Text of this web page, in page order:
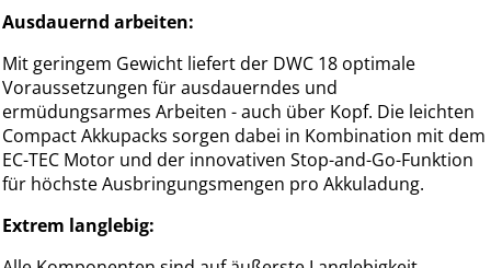
Ausdauernd arbeiten:
Mit geringem Gewicht liefert der DWC 18 optimale
Voraussetzungen für ausdauerndes und
ermüdungsarmes Arbeiten - auch über Kopf. Die leichten
Compact Akkupacks sorgen dabei in Kombination mit dem
EC-TEC Motor und der innovativen Stop-and-Go-Funktion
für höchste Ausbringungsmengen pro Akkuladung.
Extrem langlebig: